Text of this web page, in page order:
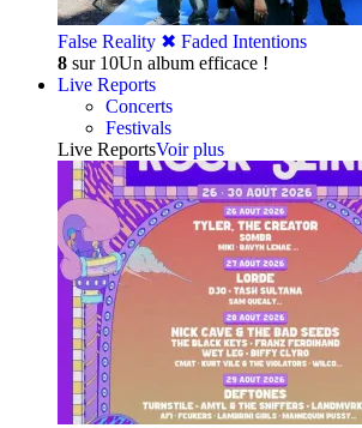
False Reality ✖︎ Faded Intentions
8 sur 10Un album efficace !
Live Reports
Concerts
Festivals
Live ReportsVoir plus